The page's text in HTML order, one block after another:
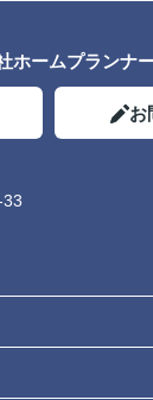
ホームプランナ
お